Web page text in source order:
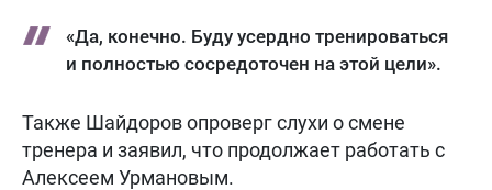
«Да, конечно. Буду усердно тренироваться
и полностью сосредоточен на этой цели».
Также Шайдоров опроверг слухи о смене
тренера и заявил, что продолжает работать с
Алексеем Урмановым.